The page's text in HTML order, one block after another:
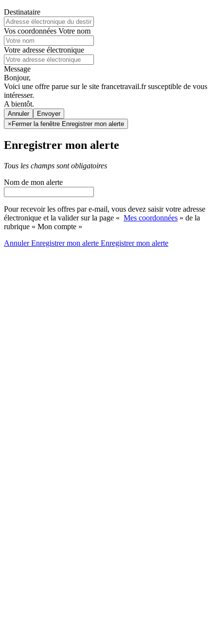
Destinataire
Vos coordonnées Votre nom
Votre adresse électronique
Message
Bonjour,
Voici une offre parue sur le site francetravail.fr susceptible de vous
intéresser.
A bientôt.
Annuler
× Fermer la fenêtre Enregistrer mon alerte
Enregistrer mon alerte
Tous les champs sont obligatoires
Nom de mon alerte
Pour recevoir les offres par e-mail, vous devez saisir votre adresse
électronique et la valider sur la page « Mes coordonnées » de la
rubrique « Mon compte »
AnnulerEnregistrer mon alerte Enregistrermon alerte